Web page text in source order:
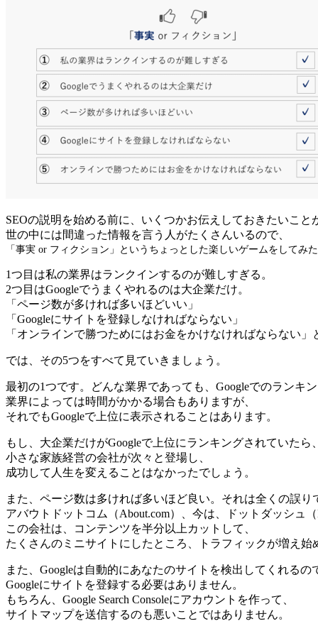
SEOの説明を始める前に、いくつかお伝えしておきたいこと
世の中には間違った情報を言う人がたくさんいるので、
「 事実 or フィクション」というちょっとした楽しいゲームをしてみ
1つ目は私の業界はランクインするのが難しすぎる。
2つ目はGoogleでうまくやれるのは大企業だけ。
「ページ数が多ければ多いほどいい」
「Googleにサイトを登録しなければならない」
「オンラインで勝つためにはお金をかけなければならない」
では、その5つをすべて見ていきましょう。
最初の1つです。どんな業界であっても、Googleでのランキ
業界によっては時間がかかる場合もありますが、
それでもGoogleで上位に表示されることはあります。
もし、大企業だけがGoogleで上位にランキングされていたら
小さな家族経営の会社が次々と登場し、
成功して人生を変えることはなかったでしょう。
また、ページ数は多ければ多いほど良い。それは全くの誤り
アバウトドットコム（About.com）、今は、ドットダッシュ
この会社は、コンテンツを半分以上カットして、
たくさんのミニサイトにしたところ、トラフィックが増え始
また、Googleは自動的にあなたのサイトを検出してくれるの
Googleにサイトを登録する必要はありません。
もちろん、Google Search Consoleにアカウントを作って、
サイトマップを送信するのも悪いことではありません。